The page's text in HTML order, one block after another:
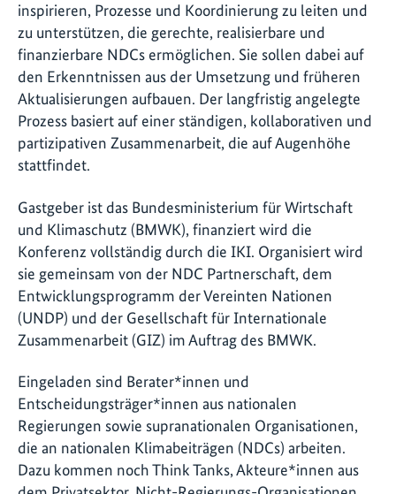
inspirieren, Prozesse und Koordinierung zu leiten und
zu unterstützen, die gerechte, realisierbare und
finanzierbare NDCs ermöglichen. Sie sollen dabei auf
den Erkenntnissen aus der Umsetzung und früheren
Aktualisierungen aufbauen. Der langfristig angelegte
Prozess basiert auf einer ständigen, kollaborativen und
partizipativen Zusammenarbeit, die auf Augenhöhe
stattfindet.
Gastgeber ist das Bundesministerium für Wirtschaft
und Klimaschutz (BMWK), finanziert wird die
Konferenz vollständig durch die IKI. Organisiert wird
sie gemeinsam von der NDC Partnerschaft, dem
Entwicklungsprogramm der Vereinten Nationen
(UNDP) und der Gesellschaft für Internationale
Zusammenarbeit (GIZ) im Auftrag des BMWK.
Eingeladen sind Berater*innen und
Entscheidungsträger*innen aus nationalen
Regierungen sowie supranationalen Organisationen,
die an nationalen Klimabeiträgen (NDCs) arbeiten.
Dazu kommen noch Think Tanks, Akteure*innen aus